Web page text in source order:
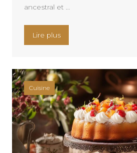
ancestral et …
Lire plus« Découvrez le Cafe
Cuisine